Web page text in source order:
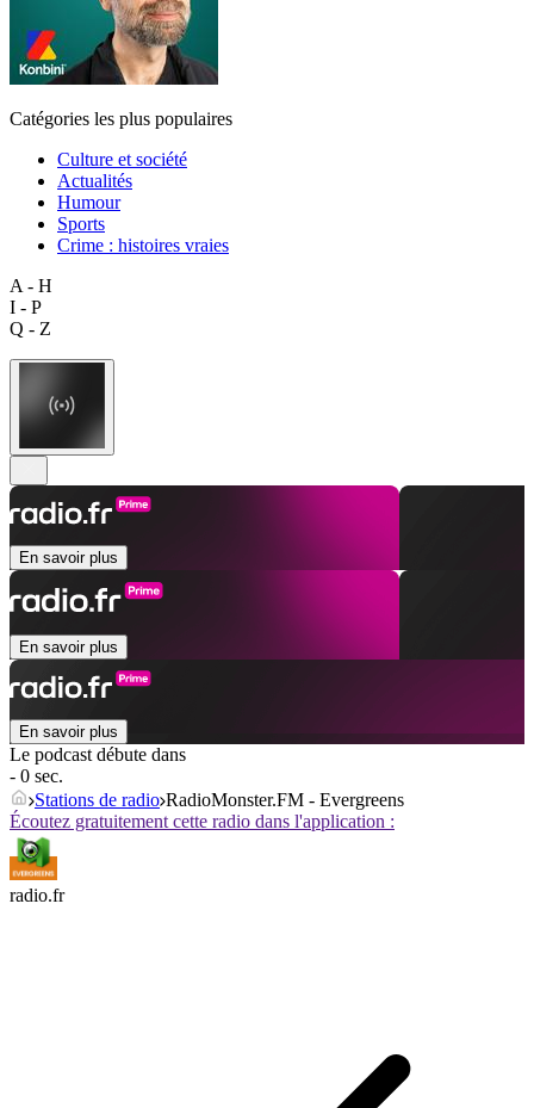
Catégories les plus populaires
Culture et société
Actualités
Humour
Sports
Crime : histoires vraies
A - H
I - P
Q - Z
En savoir plus
En savoir plus
En savoir plus
Le podcast débute dans
- 0 sec.
Stations de radio RadioMonster.FM - Evergreens
Écoutez gratuitement cette radio dans l'application :
radio.fr